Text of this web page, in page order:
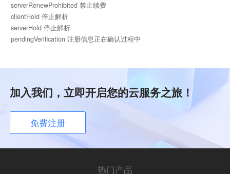
serverRenewProhibited 禁止续费
clientHold 停止解析
serverHold 停止解析
pendingVerification 注册信息正在确认过程中
加入我们，立即开启您的云服务之旅！
免费注册
热门产品